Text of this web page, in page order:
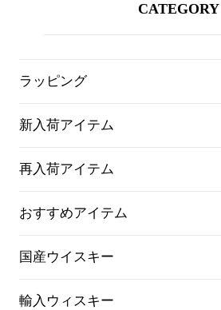
CATEGORY
ラッピング
新入荷アイテム
再入荷アイテム
おすすめアイテム
国産ウイスキー
輸入ウィスキー